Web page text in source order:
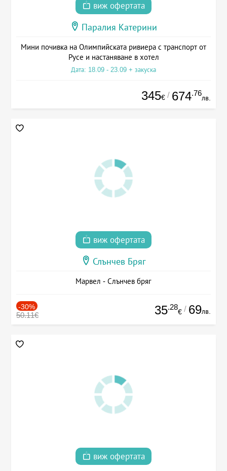
виж офертата
Паралия Катерини
Мини почивка на Олимпийската ривиера с транспорт от
Русе и настаняване в хотел
Дата: 18.09 - 23.09 + закуска
345€ / 674.76
лв.
виж офертата
Слънчев Бряг
Марвел - Слънчев бряг
-30%
50.11€ 35.28
€ / 69лв.
виж офертата